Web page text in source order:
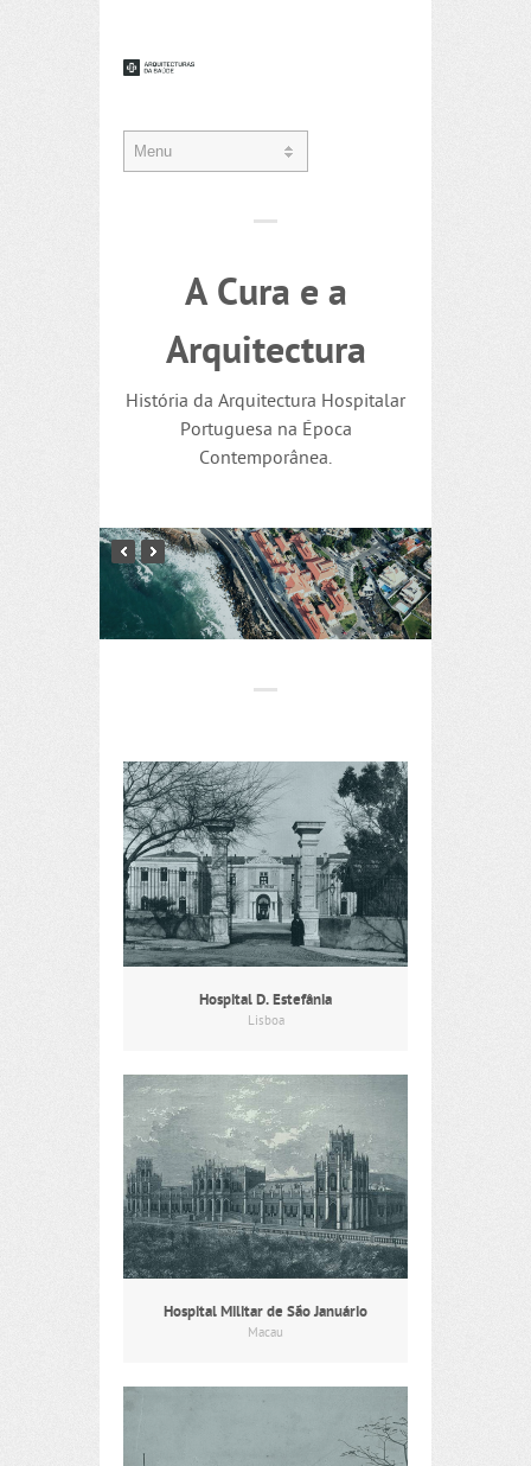
A Cura e a
Arquitectura
História da Arquitectura Hospitalar
Portuguesa na Época
Contemporânea.
Hospital D. Estefânia
Lisboa
Hospital Militar de São Januário
Macau